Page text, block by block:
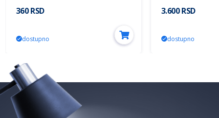
360 RSD
dostupno
3.600 RSD
dostupno